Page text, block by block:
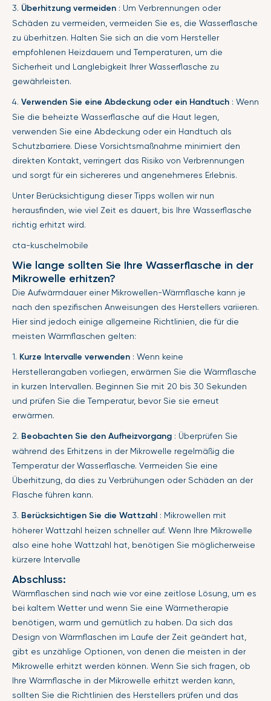
3. Überhitzung vermeiden : Um Verbrennungen oder
Schäden zu vermeiden, vermeiden Sie es, die Wasserflasche
zu überhitzen. Halten Sie sich an die vom Hersteller
empfohlenen Heizdauern und Temperaturen, um die
Sicherheit und Langlebigkeit Ihrer Wasserflasche zu
gewährleisten.
4. Verwenden Sie eine Abdeckung oder ein Handtuch : Wenn
Sie die beheizte Wasserflasche auf die Haut legen,
verwenden Sie eine Abdeckung oder ein Handtuch als
Schutzbarriere. Diese Vorsichtsmaßnahme minimiert den
direkten Kontakt, verringert das Risiko von Verbrennungen
und sorgt für ein sichereres und angenehmeres Erlebnis.
Unter Berücksichtigung dieser Tipps wollen wir nun
herausfinden, wie viel Zeit es dauert, bis Ihre Wasserflasche
richtig erhitzt wird.
cta-kuschelmobile
Wie lange sollten Sie Ihre Wasserflasche in der
Mikrowelle erhitzen?
Die Aufwärmdauer einer Mikrowellen-Wärmflasche kann je
nach den spezifischen Anweisungen des Herstellers variieren.
Hier sind jedoch einige allgemeine Richtlinien, die für die
meisten Wärmflaschen gelten:
1. Kurze Intervalle verwenden : Wenn keine
Herstellerangaben vorliegen, erwärmen Sie die Wärmflasche
in kurzen Intervallen. Beginnen Sie mit 20 bis 30 Sekunden
und prüfen Sie die Temperatur, bevor Sie sie erneut
erwärmen.
2. Beobachten Sie den Aufheizvorgang : Überprüfen Sie
während des Erhitzens in der Mikrowelle regelmäßig die
Temperatur der Wasserflasche. Vermeiden Sie eine
Überhitzung, da dies zu Verbrühungen oder Schäden an der
Flasche führen kann.
3. Berücksichtigen Sie die Wattzahl : Mikrowellen mit
höherer Wattzahl heizen schneller auf. Wenn Ihre Mikrowelle
also eine hohe Wattzahl hat, benötigen Sie möglicherweise
kürzere Intervalle
Abschluss:
Wärmflaschen sind nach wie vor eine zeitlose Lösung, um es
bei kaltem Wetter und wenn Sie eine Wärmetherapie
benötigen, warm und gemütlich zu haben. Da sich das
Design von Wärmflaschen im Laufe der Zeit geändert hat,
gibt es unzählige Optionen, von denen die meisten in der
Mikrowelle erhitzt werden können. Wenn Sie sich fragen, ob
Ihre Wärmflasche in der Mikrowelle erhitzt werden kann,
sollten Sie die Richtlinien des Herstellers prüfen und das